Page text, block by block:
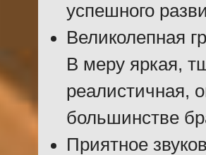
успешного
Великолепная
В меру яркая,
реалистичная,
большинстве
Приятное